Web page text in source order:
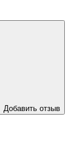
Добавить отзыв